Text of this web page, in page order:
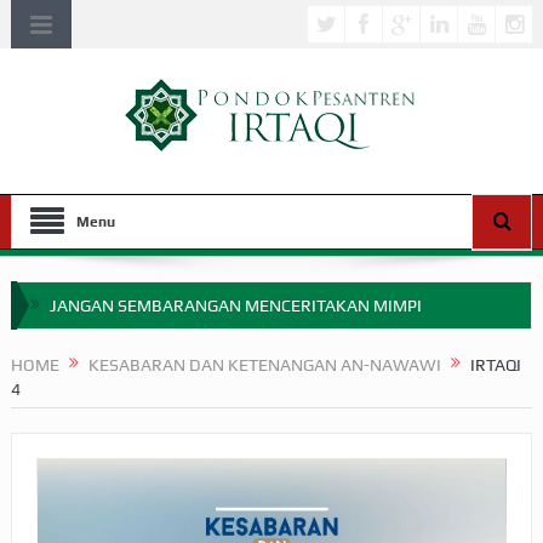
Menu
JANGAN SEMBARANGAN MENCERITAKAN MIMPI
HAKIKAT NIKMAT DI DUNIA!
HOME KESABARAN DAN KETENANGAN AN-NAWAWI
IRTAQI
4